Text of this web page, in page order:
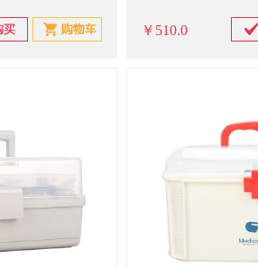
￥510.0